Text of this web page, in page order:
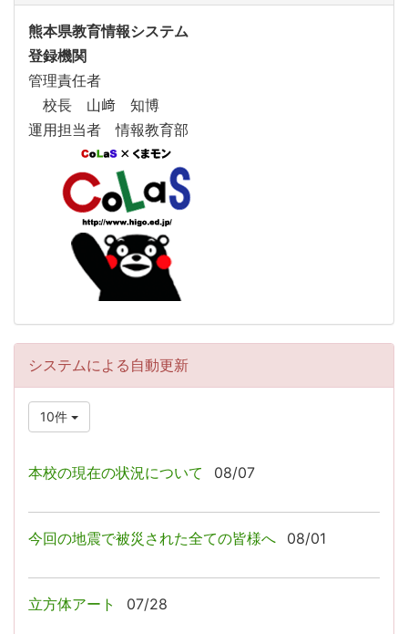
熊本県教育情報システム
登録機関
管理責任者
校長 山﨑 知博
運用担当者 情報教育部
システムによる自動更新
10件
本校の現在の状況について 08/07
今回の地震で被災された全ての皆様へ 08/01
立方体アート 07/28